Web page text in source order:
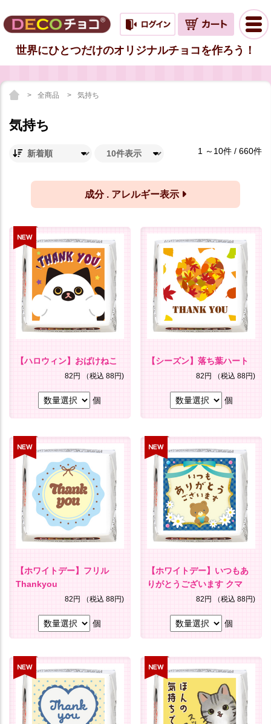
世界にひとつだけのオリジナルチョコを作ろう！
全商品 気持ち
気持ち
1 ～10件 / 660件
成分 . アレルギー表示
【ハロウィン】おばけねこ
82円 （税込 88円)
個
【シーズン】落ち葉ハート
82円 （税込 88円)
個
【ホワイトデー】フリル
Thankyou
82円 （税込 88円)
個
【ホワイトデー】いつもあ
りがとうございます クマ
82円 （税込 88円)
個